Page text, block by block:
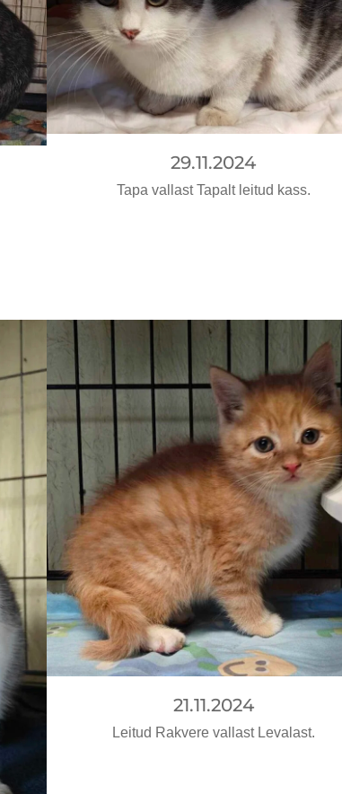
29.11.2024
Tapa vallast Tapalt leitud kass.
21.11.2024
Leitud Rakvere vallast Levalast.